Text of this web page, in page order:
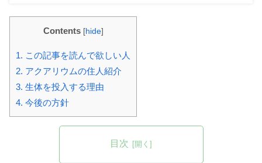
Contents [hide]
1. この記事を読んで欲しい人
2. アクアリウムの住人紹介
3. 生体を投入する理由
4. 今後の方針
目次